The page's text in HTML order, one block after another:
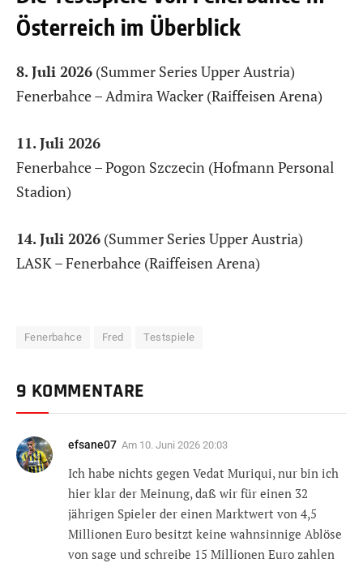
Österreich im Überblick
8. Juli 2026 (Summer Series Upper Austria)
Fenerbahce – Admira Wacker (Raiffeisen Arena)
11. Juli 2026
Fenerbahce – Pogon Szczecin (Hofmann Personal
Stadion)
14. Juli 2026 (Summer Series Upper Austria)
LASK – Fenerbahce (Raiffeisen Arena)
Fenerbahce Fred Testspiele
9 KOMMENTARE
efsane07 Am 10. Juni 2026 20:03
Ich habe nichts gegen Vedat Muriqui, nur bin ich
hier klar der Meinung, daß wir für einen 32
jährigen Spieler der einen Marktwert von 4,5
Millionen Euro besitzt keine wahnsinnige Ablöse
von sage und schreibe 15 Millionen Euro zahlen